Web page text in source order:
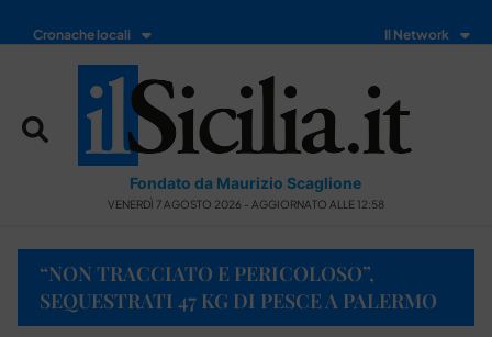
Cronache locali Il Network
Fondato da Maurizio Scaglione
VENERDÌ 7 AGOSTO 2026 - AGGIORNATO ALLE 12:58
“NON TRACCIATO E PERICOLOSO”,
SEQUESTRATI 47 KG DI PESCE A PALERMO